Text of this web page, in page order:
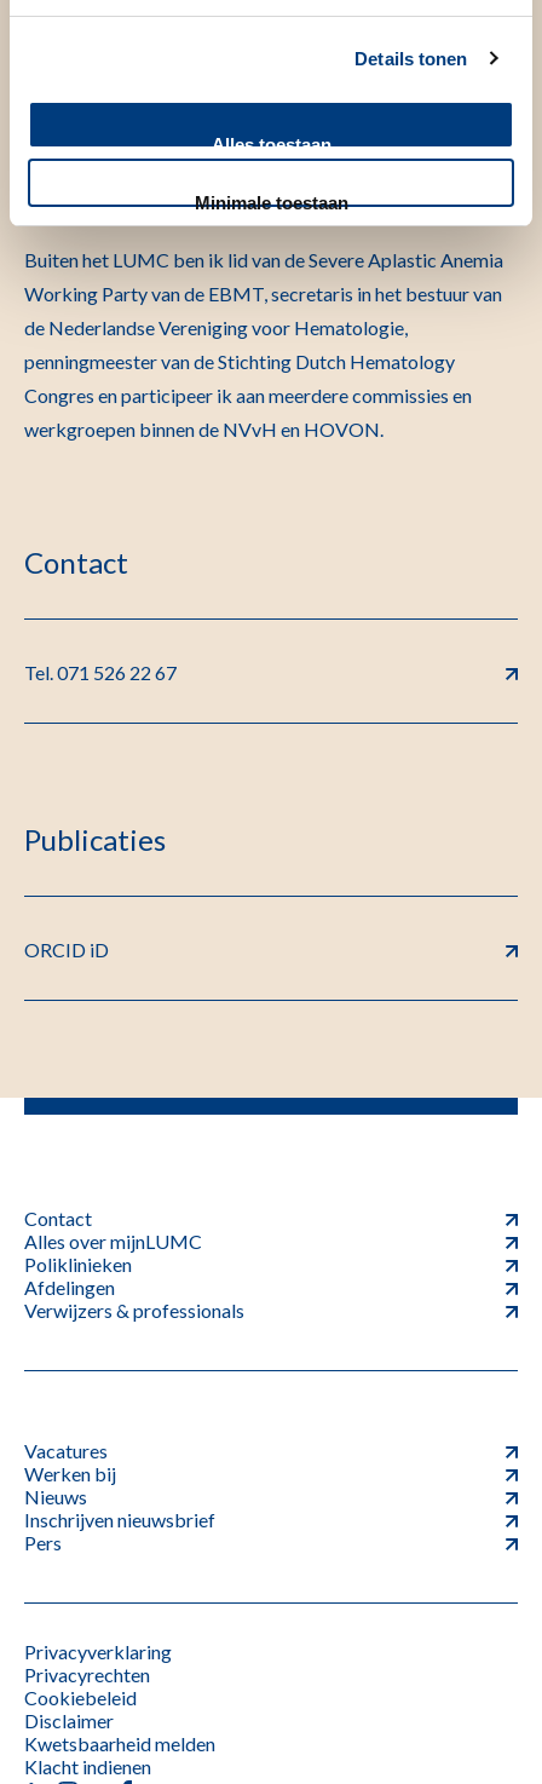
Details tonen
Alles toestaan
Minimale toestaan
Ik werk nauw samen met de LUMC-afdeling Medical Data
Intelligence bij benchmark analyse bij stam cel
Buiten het LUMC ben ik lid van de Severe Aplastic Anemia
Working Party van de EBMT, secretaris in het bestuur van
de Nederlandse Vereniging voor Hematologie,
penningmeester van de Stichting Dutch Hematology
Congres en participeer ik aan meerdere commissies en
werkgroepen binnen de NVvH en HOVON.
Contact
Tel. 071 526 22 67
Publicaties
ORCID iD
Contact
Alles over mijnLUMC
Poliklinieken
Afdelingen
Verwijzers & professionals
Vacatures
Werken bij
Nieuws
Inschrijven nieuwsbrief
Pers
Privacyverklaring
Privacyrechten
Cookiebeleid
Disclaimer
Kwetsbaarheid melden
Klacht indienen